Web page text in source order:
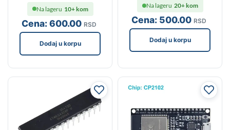
Cena:600.00 RSD
Na lageru 10+ kom
Dodaj u korpu
Cena: 500.00 RSD
Na lageru 20+ kom
Dodaj u korpu